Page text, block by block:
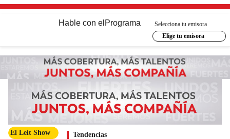
Hable con el Programa
Selecciona tu emisora
Elige tu emisora
El Leit Show Tendencias